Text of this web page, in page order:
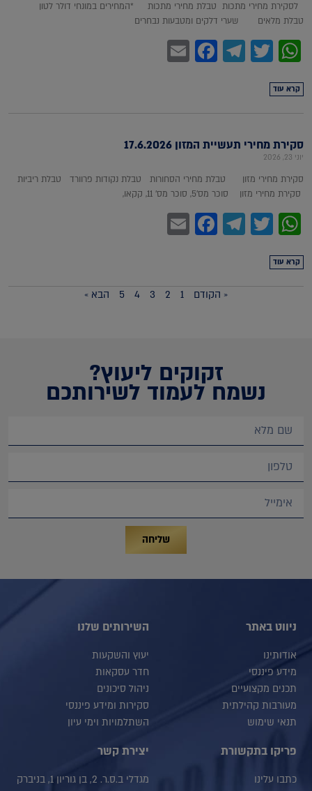
לסקירת מחירי מתכות טבלת מחירי מתכות *המחירים במונחי דולר לטון
טבלת מלאים שערי דלקים ומטבעות נבחרים
WhatsApp
Twitter
Telegram
Facebook
קרא עוד
סקירת מחירי תעשיית המזון 17.6.2026
יוני 23, 2026
סקירת מחירי מזון טבלת מחירי הסחורות טבלת נקודות פרוורד טבלת ריביות
סקירת מחירי מזון סוכר מס'5, סוכר מס' 11, קקאו,
WhatsApp
Twitter
Telegram
Facebook
קרא עוד
« הקודם 1
2
3
4
5 הבא »
זקוקים ליעוץ?
נשמח לעמוד לשירותכם
שליחה
ניווט באתר
אודותינו
מידע פיננסי
תכנים מקצועיים
מעורבות קהילתית
תנאי שימוש
השירותים שלנו
יעוץ והשקעות
חדר עסקאות
ניהול סיכונים
סקירות ומידע פיננסי
השתלמויות וימי עיון
פריקו בתקשורת
כתבו עלינו
יצירת קשר
מגדלי ב.ס.ר. 2, בן גוריון 1, בניברק